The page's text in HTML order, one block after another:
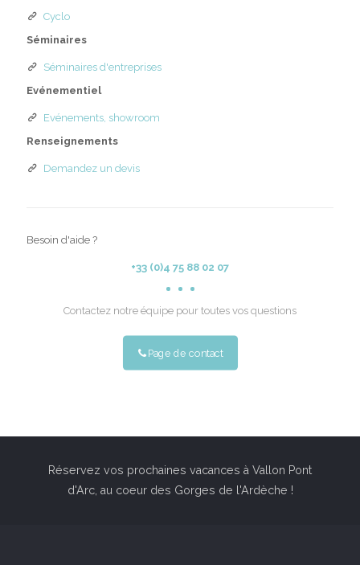
Cyclo
Séminaires
Séminaires d'entreprises
Evénementiel
Evénements, showroom
Renseignements
Demandez un devis
Besoin d'aide ?
+33 (0)4 75 88 02 07
Contactez notre équipe pour toutes vos questions
Page de contact
Réservez vos prochaines vacances à Vallon Pont
d'Arc, au coeur des Gorges de l'Ardèche !